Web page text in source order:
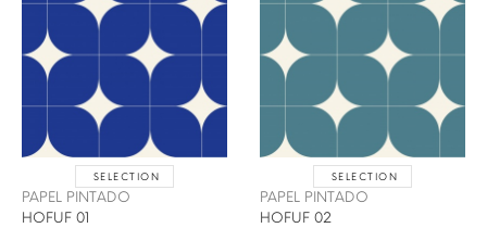
SELECTION
PAPEL PINTADO
HOFUF 01
SELECTION
PAPEL PINTADO
HOFUF 02